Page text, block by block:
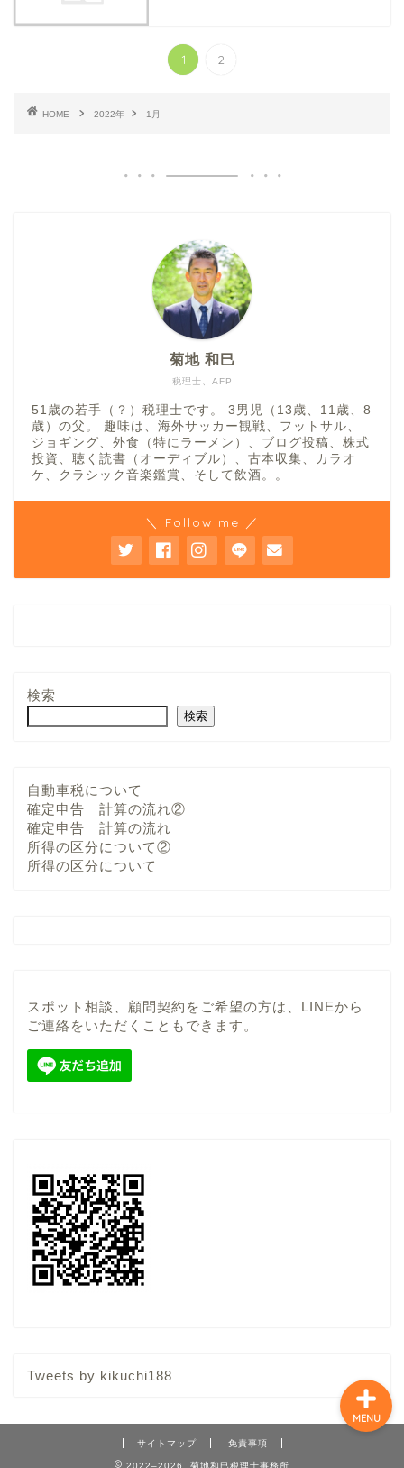
1 2
HOME 2022年 1月
税理士、AFP
菊地 和巳
51歳の若手（？）税理士です。 3男児（13歳、11歳、8
歳）の父。 趣味は、海外サッカー観戦、フットサル、
ジョギング、外食（特にラーメン）、ブログ投稿、株式
投資、聴く読書（オーディブル）、古本収集、カラオ
ケ、クラシック音楽鑑賞、そして飲酒。。
＼ Follow me ／
検索
検索
自動車税について
確定申告 計算の流れ②
確定申告 計算の流れ
所得の区分について②
所得の区分について
スポット相談、顧問契約をご希望の方は、LINEから
ご連絡をいただくこともできます。
Tweets by kikuchi188
サイトマップ 免責事項
2022–2026 菊地和巳税理士事務所
MENU
特定商取引法に基づく表